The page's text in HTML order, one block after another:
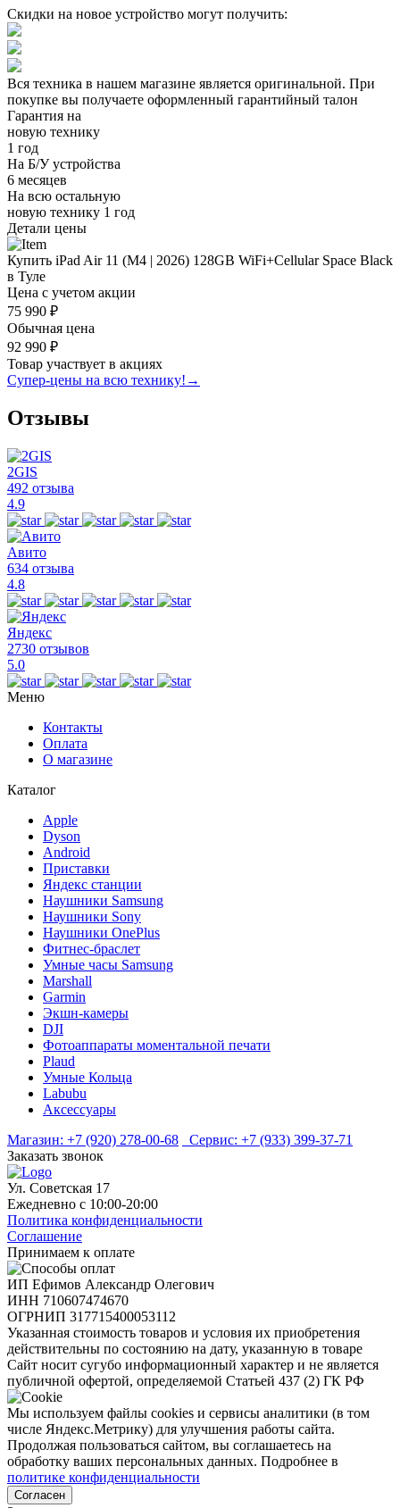
Скидки на новое устройство могут получить:
Вся техника в нашем магазине является оригинальной. При
покупке вы получаете оформленный гарантийный талон
Гарантия на
новую технику
1 год
На Б/У устройства
6 месяцев
На всю остальную
новую технику 1 год
Детали цены
Купить iPad Air 11 (M4 | 2026) 128GB WiFi+Cellular Space Black
в Туле
Цена с учетом акции
75 990 ₽
Обычная цена
92 990 ₽
Товар участвует в акциях
Супер-цены на всю технику! →
Отзывы
2GIS
492 отзыва
4.9
Авито
634 отзыва
4.8
Яндекс
2730 отзывов
5.0
Меню
Контакты
Оплата
О магазине
Каталог
Apple
Dyson
Android
Приставки
Яндекс станции
Наушники Samsung
Наушники Sony
Наушники OnePlus
Фитнес-браслет
Умные часы Samsung
Marshall
Garmin
Экшн-камеры
DJI
Фотоаппараты моментальной печати
Plaud
Умные Кольца
Labubu
Аксессуары
Магазин: +7 (920) 278-00-68 Сервис: +7 (933) 399-37-71
Заказать звонок
Ул. Советская 17
Ежедневно с 10:00-20:00
Политика конфиденциальности
Соглашение
Принимаем к оплате
ИП Ефимов Александр Олегович
ИНН 710607474670
ОГРНИП 317715400053112
Указанная стоимость товаров и условия их приобретения
действительны по состоянию на дату, указанную в товаре
Сайт носит сугубо информационный характер и не является
публичной офертой, определяемой Статьей 437 (2) ГК РФ
Мы используем файлы cookies и сервисы аналитики (в том
числе Яндекс.Метрику) для улучшения работы сайта.
Продолжая пользоваться сайтом, вы соглашаетесь на
обработку ваших персональных данных. Подробнее в
политике конфиденциальности
Согласен